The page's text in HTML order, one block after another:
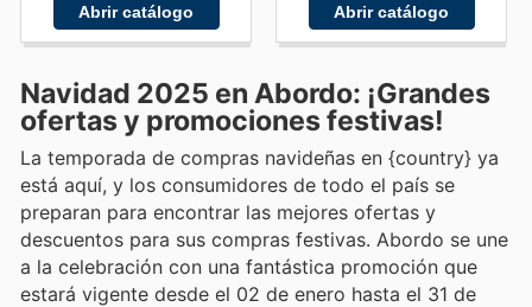
Abrir catálogo Abrir catálogo
Navidad 2025 en Abordo: ¡Grandes
ofertas y promociones festivas!
La temporada de compras navideñas en {country} ya
está aquí, y los consumidores de todo el país se
preparan para encontrar las mejores ofertas y
descuentos para sus compras festivas. Abordo se une
a la celebración con una fantástica promoción que
estará vigente desde el 02 de enero hasta el 31 de